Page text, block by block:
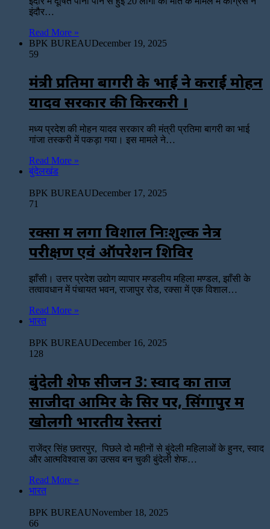
इंदौर…
Read More »
BPK BUREAUDecember 19, 2025
59
मंत्री प्रतिमा बागरी के भाई ने कराई मोहन
यादव सरकार की किरकरी ।
मध्य प्रदेश की मोहन यादव सरकार की मंत्री प्रतिमा बागरी का भाई
गांजा तस्करी में पकड़ा गया। इस मामले ने…
Read More »
बुंदेलखंड
BPK BUREAUDecember 17, 2025
71
रक्सा में लगा विशाल निःशुल्क नेत्र
परीक्षण एवं ऑपरेशन शिविर
झाँसी। उत्तर प्रदेश उद्योग व्यापार मण्डलीय महिला मण्डल, झाँसी के
तत्वावधान में पंचायत भवन, राजापुर रोड, रक्सा में एक विशाल…
Read More »
भारत
BPK BUREAUDecember 16, 2025
128
बुंदेली शेफ सीजन 3: स्वाद का ताज
साजीदा आमिर के सिर पर, सिंगापुर में
खोलेंगी भारतीय रेस्तरां
राजेंद्र सिंह छतरपुर, पिछले दो महीनों से बुंदेली महिलाओं के हुनर, स्वाद
और आत्मविश्वास का उत्सव बन चुकी बुंदेली शेफ…
Read More »
भारत
BPK BUREAUNovember 18, 2025
66